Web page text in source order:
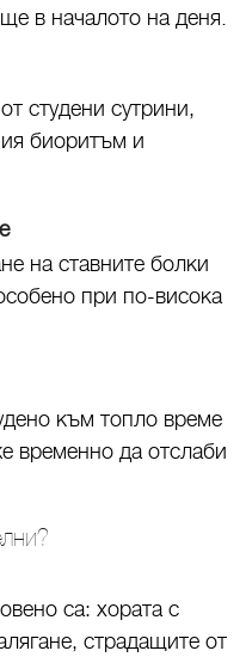
в началото на деня.
студени сутрини,
биоритъм и
на ставните болки
при по-висока
към топло време
временно да отслаби
са: хората с
страдащите от